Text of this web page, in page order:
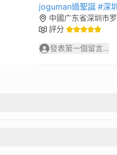
joguman過聖誕 #深
中國广东省深圳市
評分
發表第一個留言...